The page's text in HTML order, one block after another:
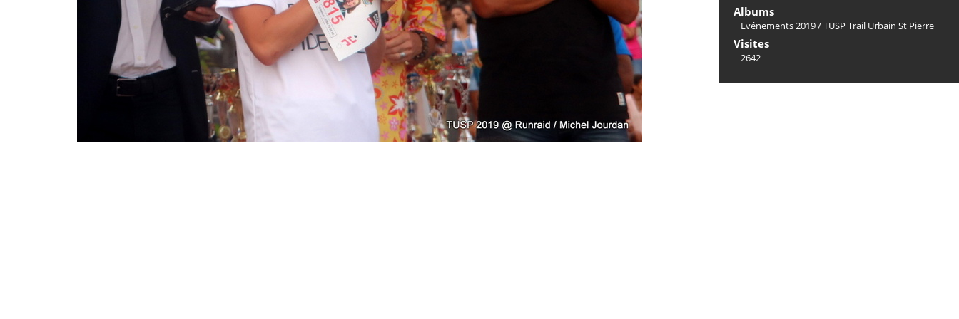
Albums
Evénements 2019/TUSP Trail Urbain St Pierre
Visites
2642